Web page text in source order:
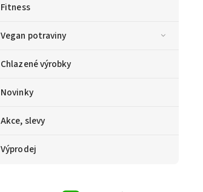
Fitness
Vegan potraviny
Chlazené výrobky
Novinky
Akce, slevy
Výprodej